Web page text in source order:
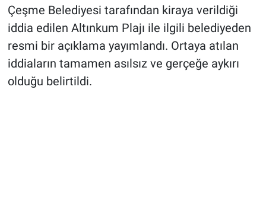
Çeşme Belediyesi tarafından kiraya verildiği
iddia edilen Altınkum Plajı ile ilgili belediyeden
resmi bir açıklama yayımlandı. Ortaya atılan
iddiaların tamamen asılsız ve gerçeğe aykırı
olduğu belirtildi.